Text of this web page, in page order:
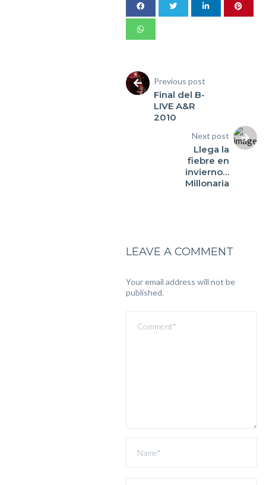
Previous post
Final del B-
LIVE A&R
2010
Next post
Llega la
fiebre en
invierno…
Millonaria
LEAVE A COMMENT
Your email address will not be
published.